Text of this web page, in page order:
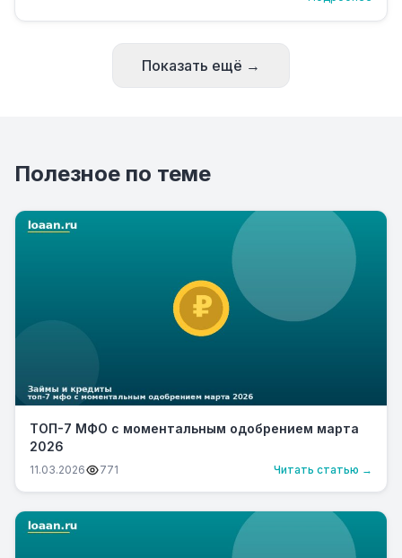
Показать ещё →
Полезное по теме
ТОП-7 МФО с моментальным одобрением марта
2026
11.03.2026 771 Читать статью →